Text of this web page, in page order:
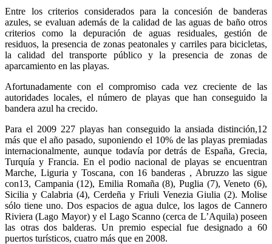
Entre los criterios considerados para la concesión de banderas
azules, se evaluan además de la calidad de las aguas de baño otros
criterios como la depuración de aguas residuales, gestión de
residuos, la presencia de zonas peatonales y carriles para bicicletas,
la calidad del transporte público y la presencia de zonas de
aparcamiento en las playas.
Afortunadamente con el compromiso cada vez creciente de las
autoridades locales, el número de playas que han conseguido la
bandera azul ha crecido.
Para el 2009 227 playas han conseguido la ansiada distinción,12
más que el año pasado, suponiendo el 10% de las playas premiadas
internacionalmente, aunque todavía por detrás de España, Grecia,
Turquía y Francia. En el podio nacional de playas se encuentran
Marche, Liguria y Toscana, con 16 banderas , Abruzzo las sigue
con13, Campania (12), Emilia Romaña (8), Puglia (7), Veneto (6),
Sicilia y Calabria (4), Cerdeña y Friuli Venezia Giulia (2). Molise
sólo tiene uno. Dos espacios de agua dulce, los lagos de Cannero
Riviera (Lago Mayor) y el Lago Scanno (cerca de L’Aquila) poseen
las otras dos balderas. Un premio especial fue designado a 60
puertos turísticos, cuatro más que en 2008.